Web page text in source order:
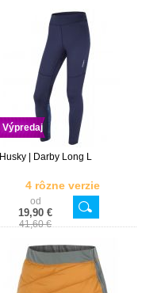
Výpredaj
Husky | Darby Long L
4 rôzne verzie
od
19,90 €
41,60 €